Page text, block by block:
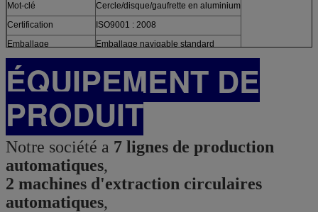
Mot-clé
Cercle/disque/gaufrette en aluminium
Certification
ISO9001 : 2008
Emballage
Emballage navigable standard
ÉQUIPEMENT DE
PRODUIT
Notre société a 7 lignes de production
automatiques,
2 machines d'extraction circulaires
automatiques,